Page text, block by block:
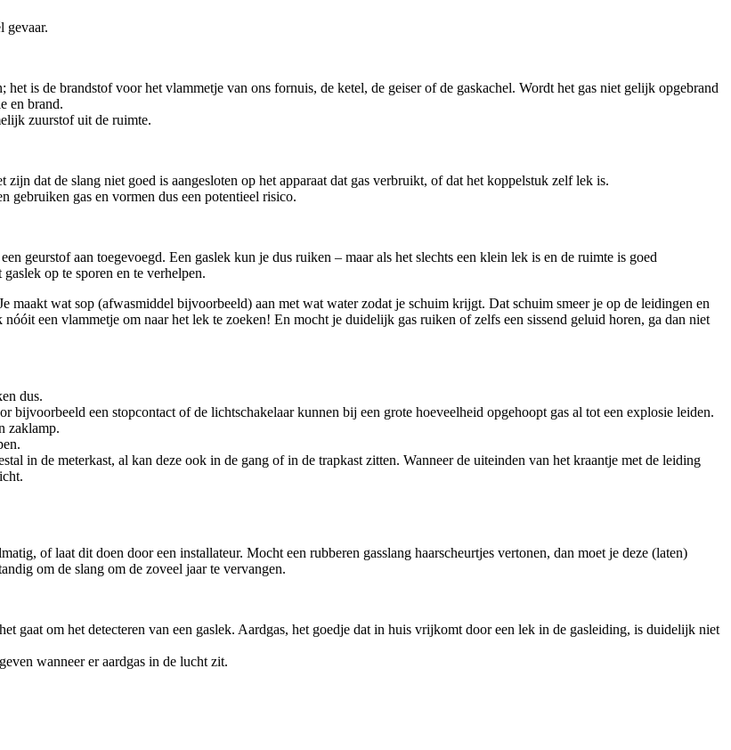
gevaar.
is de brandstof voor het vlammetje van ons fornuis, de ketel, de geiser of de gaskachel. Wordt het gas niet gelijk opgebrand
en brand.
zuurstof uit de ruimte.
dat de slang niet goed is aangesloten op het apparaat dat gas verbruikt, of dat het koppelstuk zelf lek is.
gebruiken gas en vormen dus een potentieel risico.
geurstof aan toegevoegd. Een gaslek kun je dus ruiken – maar als het slechts een klein lek is en de ruimte is goed
op te sporen en te verhelpen.
maakt wat sop (afwasmiddel bijvoorbeeld) aan met wat water zodat je schuim krijgt. Dat schuim smeer je op de leidingen en
een vlammetje om naar het lek te zoeken! En mocht je duidelijk gas ruiken of zelfs een sissend geluid horen, ga dan niet
dus.
bijvoorbeeld een stopcontact of de lichtschakelaar kunnen bij een grote hoeveelheid opgehoopt gas al tot een explosie leiden.
zaklamp.
in de meterkast, al kan deze ook in de gang of in de trapkast zitten. Wanneer de uiteinden van het kraantje met de leiding
of laat dit doen door een installateur. Mocht een rubberen gasslang haarscheurtjes vertonen, dan moet je deze (laten)
om de slang om de zoveel jaar te vervangen.
gaat om het detecteren van een gaslek. Aardgas, het goedje dat in huis vrijkomt door een lek in de gasleiding, is duidelijk niet
wanneer er aardgas in de lucht zit.